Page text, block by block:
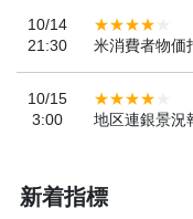
10/14
21:30
米消費者物価
10/15
3:00
地区連銀景況
新着指標